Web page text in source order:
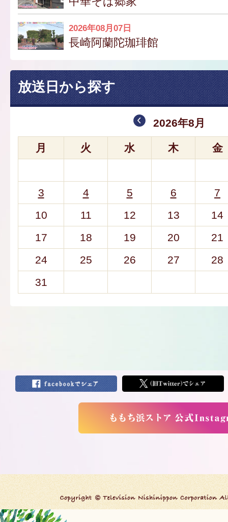
2026年08月07日
長崎阿蘭陀珈琲館
放送日から探す
2026年8月
月 火 水 木 金
3 4 5 6
7
10
11 12 13
14
17
18 19 20
21
24
25 26 27
28
31